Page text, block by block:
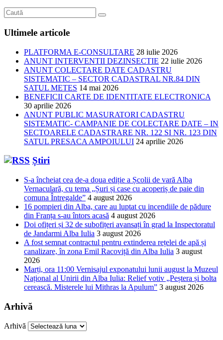
Ultimele articole
PLATFORMA E-CONSULTARE 28 iulie 2026
ANUNT INTERVENTII DEZINSECTIE 22 iulie 2026
ANUNT COLECTARE DATE CADASTRU
SISTEMATIC – SECTOR CADASTRAL NR.84 DIN
SATUL METES 14 mai 2026
BENEFICII CARTE DE IDENTITATE ELECTRONICA
30 aprilie 2026
ANUNT PUBLIC MASURATORI CADASTRU
SISTEMATIC- CAMPANIE DE COLECTARE DATE – IN
SECTOARELE CADASTRARE NR. 122 SI NR. 123 DIN
SATUL PRESACA AMPOIULUI 24 aprilie 2026
Știri
S-a încheiat cea de-a doua ediție a Școlii de vară Alba
Vernaculară, cu tema „Șuri și case cu acoperiș de paie din
comuna Întregalde” 4 august 2026
16 pompieri din Alba, care au luptat cu incendiile de pădure
din Franța s-au întors acasă 4 august 2026
Doi ofițeri și 32 de subofițeri avansați în grad la Inspectoratul
de Jandarmi Alba Iulia 3 august 2026
A fost semnat contractul pentru extinderea rețelei de apă și
canalizare, în zona Emil Racoviță din Alba Iulia 3 august
2026
Marți, ora 11:00 Vernisajul exponatului lunii august la Muzeul
Național al Unirii din Alba Iulia: Relief votiv „Peștera și bolta
cerească. Misterele lui Mithras la Apulum” 3 august 2026
Arhivă
Arhivă